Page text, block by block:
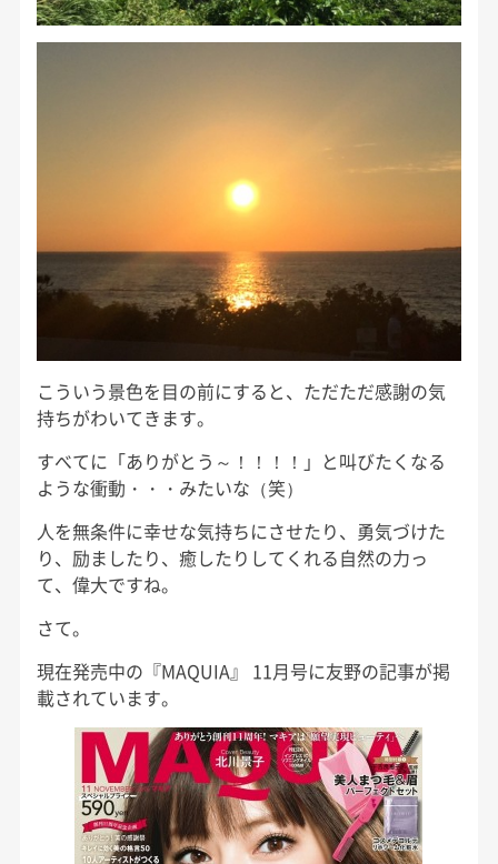
こういう景色を目の前にすると、ただただ感謝の気
持ちがわいてきます。
すべてに「ありがとう～！！！！」と叫びたくなる
ような衝動・・・みたいな（笑）
人を無条件に幸せな気持ちにさせたり、勇気づけた
り、励ましたり、癒したりしてくれる自然の力っ
て、偉大ですね。
さて。
現在発売中の『MAQUIA』 11月号に友野の記事が掲
載されています。